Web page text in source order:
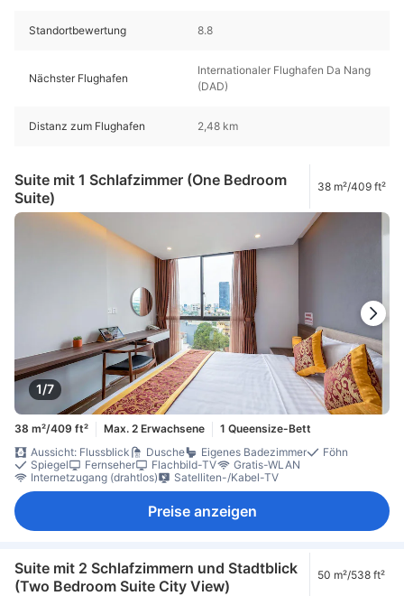
Standortbewertung 8.8
Nächster Flughafen
Internationaler Flughafen Da Nang
(DAD)
Distanz zum Flughafen 2,48 km
Suite mit 1 Schlafzimmer (One Bedroom
Suite)
38 m²/409 ft²
1/7
38 m²/409 ft² Max. 2 Erwachsene
1 Queensize-Bett
Aussicht: Flussblick
Dusche Eigenes Badezimmer
Föhn
Spiegel
Fernseher Flachbild-TV
Gratis-WLAN
Internetzugang (drahtlos)
Satelliten-/Kabel-TV
Preise anzeigen
Suite mit 2 Schlafzimmern und Stadtblick
(Two Bedroom Suite City View)
50 m²/538 ft²